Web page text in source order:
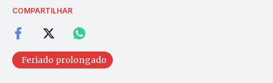
COMPARTILHAR
Feriado prolongado